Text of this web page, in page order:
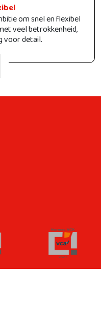
om snel en flexibel
veel betrokkenheid,
voor detail.